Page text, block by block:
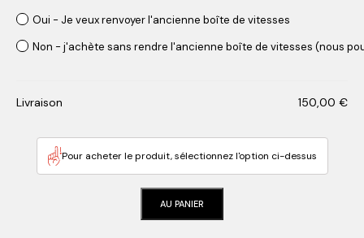
Oui - Je veux renvoyer l'ancienne boîte de vitesses
Non - j'achète sans rendre l'ancienne boîte de vitesses (nous
Livraison 150,00 €
Pour acheter le produit, sélectionnez l'option ci-dessus
AU PANIER